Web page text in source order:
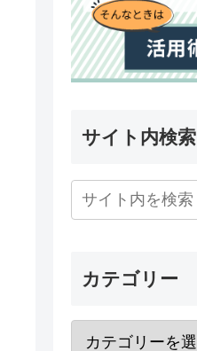
サイト内検索
カテゴリー